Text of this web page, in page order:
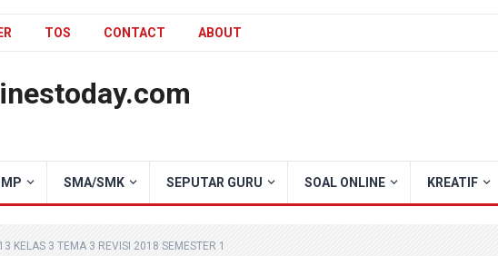
TOS CONTACT ABOUT
SMA/SMK SEPUTAR GURU SOAL ONLINE KREATIF
KELAS 3 TEMA 3 REVISI 2018 SEMESTER 1